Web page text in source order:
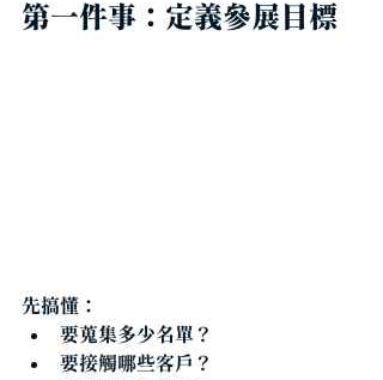
第一件事：定義參展目標
先搞懂：
要蒐集多少名單？
要接觸哪些客戶？